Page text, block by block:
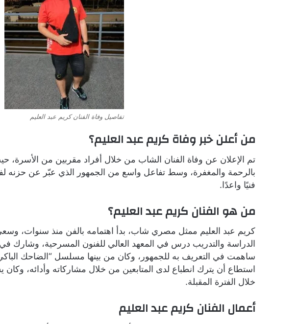
تفاصيل وفاة الفنان كريم عبد العليم
من أعلن خبر وفاة كريم عبد العليم؟
تم الإعلان عن وفاة الفنان الشاب من خلال أفراد مقربين من
بالرحمة والمغفرة، وسط تفاعل واسع من الجمهور الذي عبّر عن حزنه
فنيًا واعدًا.
من هو الفنان كريم عبد العليم؟
كريم عبد العليم ممثل مصري شاب، بدأ اهتمامه بالفن منذ سنوات،
الدراسة والتدريب درس في المعهد العالي للفنون المسرحية، وشارك في
ساهمت في التعريف به للجمهور، وكان من بينها مسلسل “الضاحك
استطاع أن يترك انطباع لدى المتابعين من خلال مشاركاته وأدائه،
خلال الفترة المقبلة.
أعمال الفنان كريم عبد العليم